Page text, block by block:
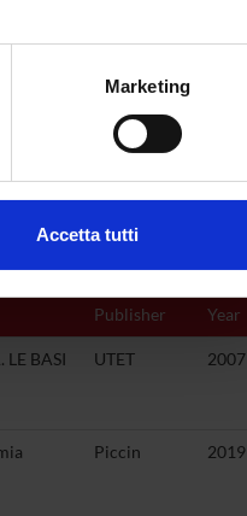
metro,
che hai fornito loro o
Marketing
Accetta tutti
Publisher Year
LE BASI UTET 2007
Piccin 2019